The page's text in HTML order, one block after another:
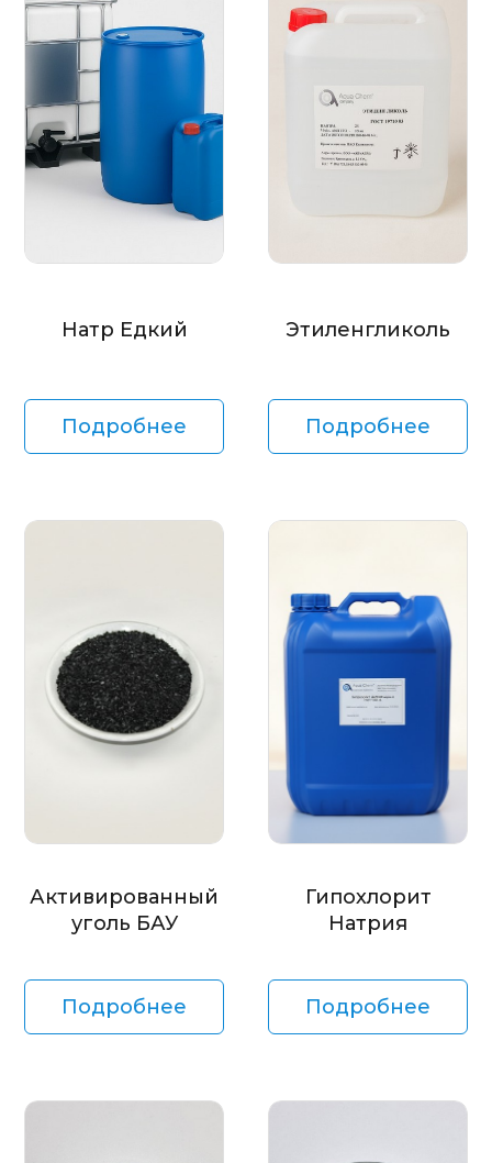
Натр Едкий
Подробнее
Этиленгликоль
Подробнее
Активированный
уголь БАУ
Подробнее
Гипохлорит
Натрия
Подробнее